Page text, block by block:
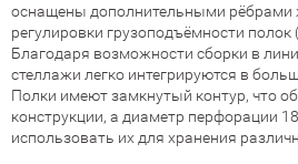
оснащены дополнительными рёбрами
регулировки грузоподъёмности полок
Благодаря возможности сборки в
стеллажи легко интегрируются в
Полки имеют замкнутый контур, что
конструкции, а диаметр перфорации
использовать их для хранения